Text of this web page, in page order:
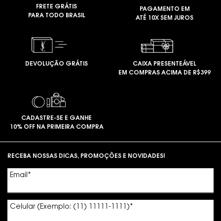
FRETE GRÁTIS
PARA TODO BRASIL
PAGAMENTO EM
ATÉ 10X SEM JUROS
DEVOLUÇÃO GRÁTIS
CAIXA PRESENTEÁVEL
EM COMPRAS ACIMA DE R$399
CADASTRE-SE E GANHE
10% OFF NA PRIMEIRA COMPRA
RECEBA NOSSAS DICAS, PROMOÇÕES E NOVIDADES!
Email *
Celular (Exemplo: (11) 11111-1111) *